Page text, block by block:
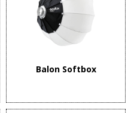
Balon Softbox